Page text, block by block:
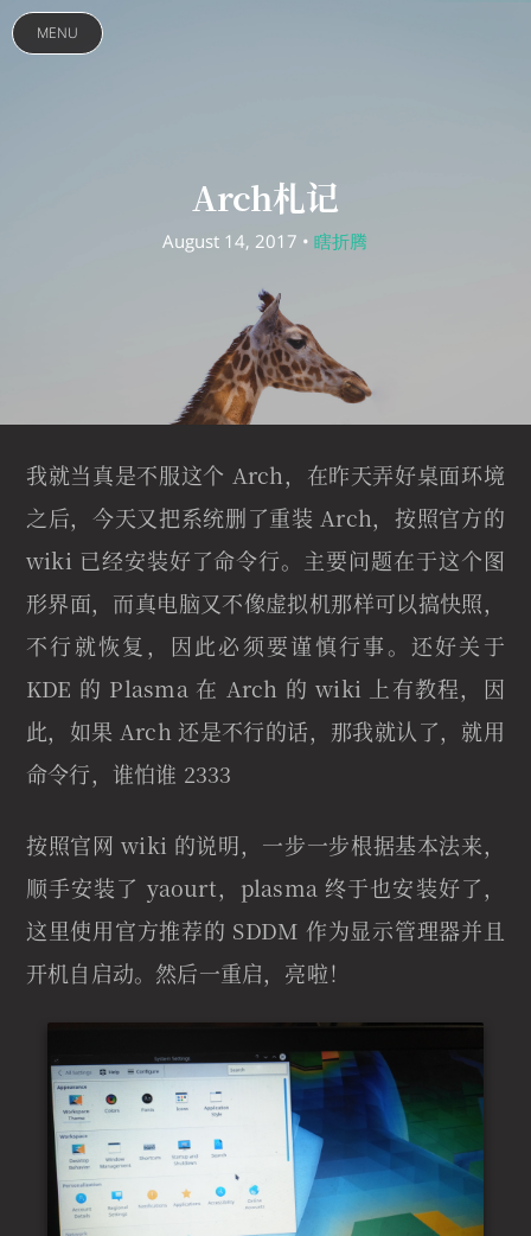
MENU
Arch札记
August 14, 2017 • 瞎折腾
我就当真是不服这个 Arch，在昨天弄好桌面环境
之后，今天又把系统删了重装 Arch，按照官方的
wiki 已经安装好了命令行。主要问题在于这个图
形界面，而真电脑又不像虚拟机那样可以搞快照，
不行就恢复，因此必须要谨慎行事。还好关于
KDE 的 Plasma 在 Arch 的 wiki 上有教程，因
此，如果 Arch 还是不行的话，那我就认了，就用
命令行，谁怕谁 2333
按照官网 wiki 的说明，一步一步根据基本法来，
顺手安装了 yaourt，plasma 终于也安装好了，
这里使用官方推荐的 SDDM 作为显示管理器并且
开机自启动。然后一重启，亮啦！